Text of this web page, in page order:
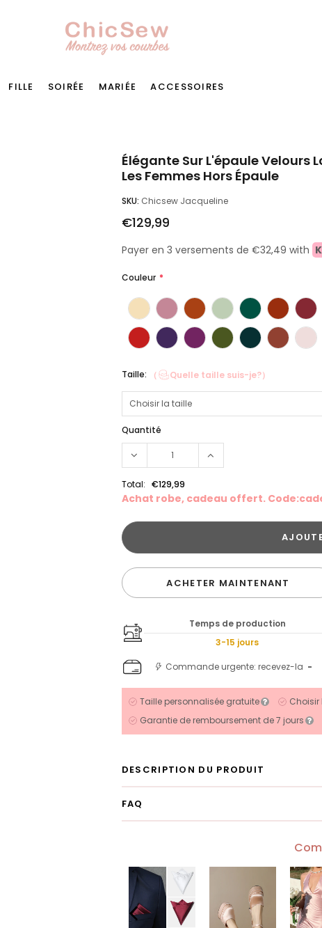
FILLE SOIRÉE MARIÉE ACCESSOIRES
Élégante Sur L'épaule Velours
Les Femmes Hors Épaule
SKU: Chicsew Jacqueline
€129,99
Payer en 3 versements de €32,49 with
Couleur *
Taille: （ Quelle taille suis-je?）
Quantité
Total: €129,99
Achat robe, cadeau offert.
ACHETER MAINTENANT
Temps de production
3-15 jours
Commande urgente: recevez-la -
Taille personnalisée gratuite
Garantie de remboursement de 7 jours
DESCRIPTION DU PRODUIT
FAQ